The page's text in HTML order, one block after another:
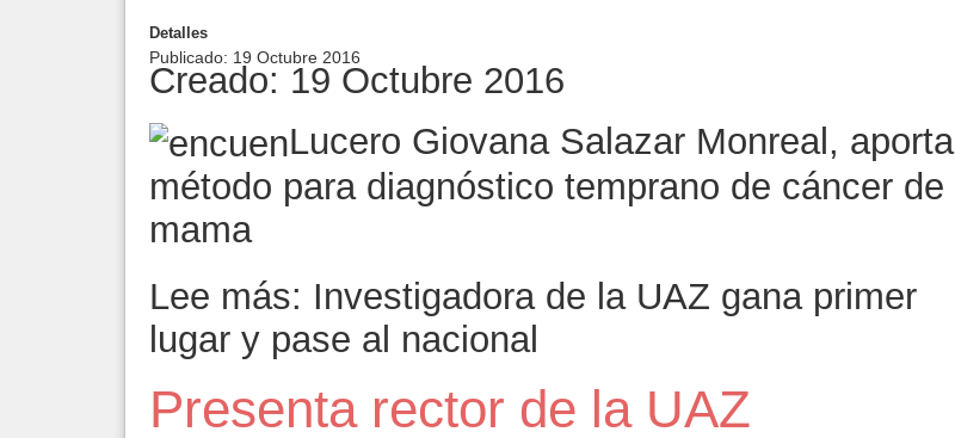
Detalles
Publicado: 19 Octubre 2016
Creado: 19 Octubre 2016
Lucero Giovana Salazar Monreal, aporta
método para diagnóstico temprano de cáncer de
mama
Lee más: Investigadora de la UAZ gana primer
lugar y pase al nacional
Presenta rector de la UAZ